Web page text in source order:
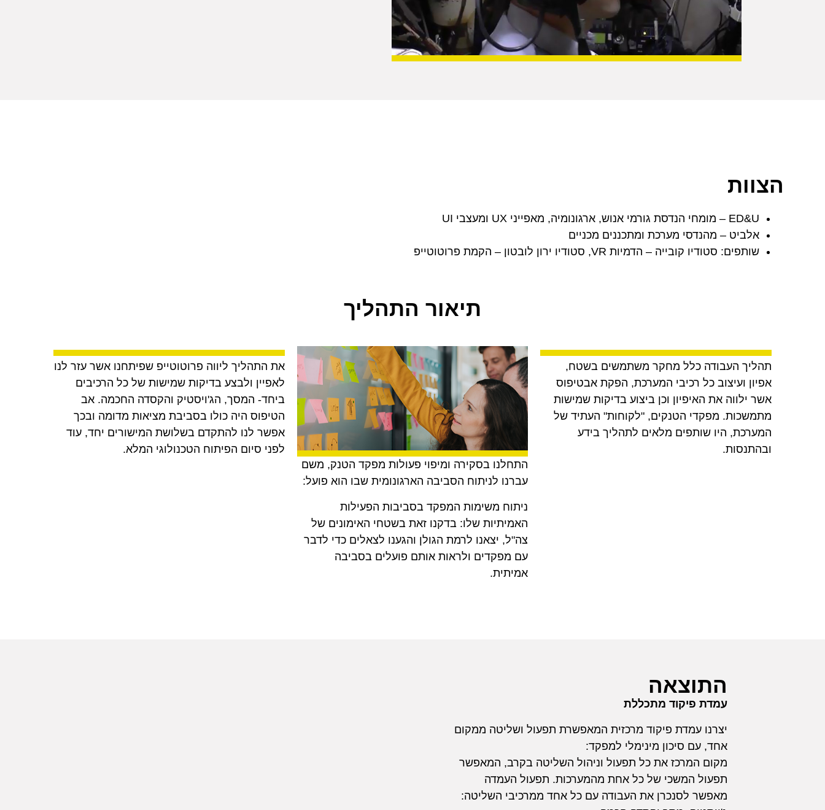
הצוות
ED&U – מומחי הנדסת גורמי אנוש, ארגונומיה, מאפייני UX ומעצבי UI
אלביט – מהנדסי מערכת ומתכננים מכניים
שותפים: סטודיו קובייה – הדמיות VR, סטודיו ירון לובטון – הקמת פרוטוטייפ
תיאור התהליך
תהליך העבודה כלל מחקר משתמשים בשטח,
אפיון ועיצוב כל רכיבי המערכת, הפקת אבטיפוס
אשר ילווה את האיפיון וכן ביצוע בדיקות שמישות
מתמשכות. מפקדי הטנקים, "לקוחות" העתיד של
המערכת, היו שותפים מלאים לתהליך בידע
ובהתנסות.
התחלנו בסקירה ומיפוי פעולות מפקד הטנק, משם
עברנו לניתוח הסביבה הארגונומית שבו הוא פועל:
ניתוח משימות המפקד בסביבות הפעילות
האמיתיות שלו: בדקנו זאת בשטחי האימונים של
צה"ל, יצאנו לרמת הגולן והגענו לצאלים כדי לדבר
עם מפקדים ולראות אותם פועלים בסביבה
אמיתית.
את התהליך ליווה פרוטוטייפ שפיתחנו אשר עזר לנו
לאפיין ולבצע בדיקות שמישות של כל הרכיבים
ביחד- המסך, הג'ויסטיק והקסדה החכמה. אב
הטיפוס היה כולו בסביבת מציאות מדומה ובכך
אפשר לנו להתקדם בשלושת המישורים יחד, עוד
לפני סיום הפיתוח הטכנולוגי המלא.
התוצאה
עמדת פיקוד מתכללת
יצרנו עמדת פיקוד מרכזית המאפשרת תפעול ושליטה ממקום
אחד, עם סיכון מינימלי למפקד:
מקום המרכז את כל תפעול וניהול השליטה בקרב, המאפשר
תפעול המשכי של כל אחת מהמערכות. תפעול העמדה
מאפשר לסנכרן את העבודה עם כל אחד ממרכיבי השליטה: